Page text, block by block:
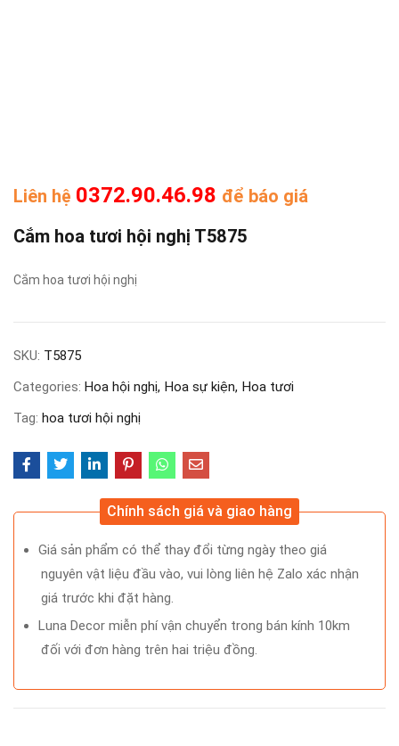
Liên hệ 0372.90.46.98 để báo giá
Cắm hoa tươi hội nghị T5875
Cắm hoa tươi hội nghị
SKU: T5875
Categories: Hoa hội nghị Hoa sự kiện Hoa tươi
Tag: hoa tươi hội nghị
Chính sách giá và giao hàng
Giá sản phẩm có thể thay đổi từng ngày theo giá
nguyên vật liệu đầu vào, vui lòng liên hệ Zalo xác nhận
giá trước khi đặt hàng.
Luna Decor miễn phí vận chuyển trong bán kính 10km
đối với đơn hàng trên hai triệu đồng.